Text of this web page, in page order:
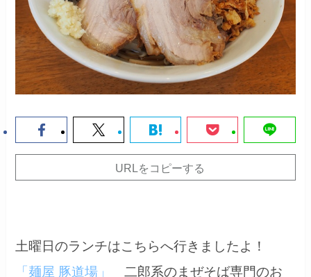
URLをコピーする
土曜日のランチはこちらへ行きましたよ！
「麺屋 豚道場」
二郎系のまぜそば専門のお